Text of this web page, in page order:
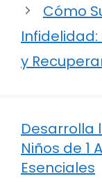
Cómo
y
Desarrolla
Niños de 1
Esenciales